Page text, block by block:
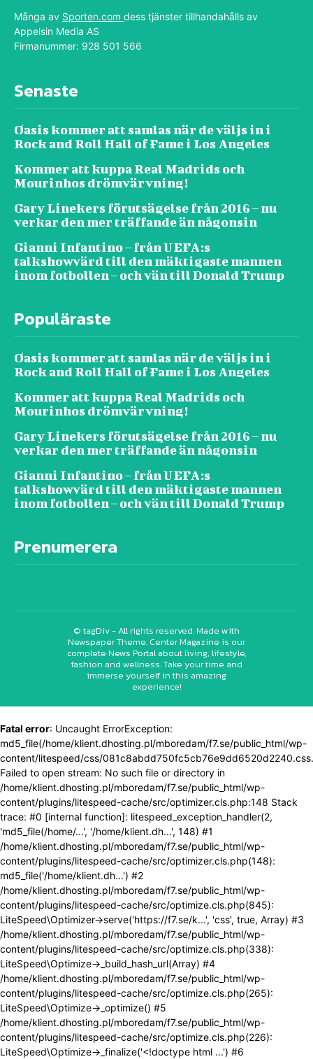
Många av Sporten.com dess tjänster tillhandahålls av
Appelsin Media AS
Firmanummer: 928 501 566
Senaste
Oasis kommer att samlas när de väljs in i
Rock and Roll Hall of Fame i Los Angeles
Kommer att kuppa Real Madrids och
Mourinhos drömvärvning!
Gary Linekers förutsägelse från 2016 – nu
verkar den mer träffande än någonsin
Gianni Infantino – från UEFA:s
talkshowvärd till den mäktigaste mannen
inom fotbollen – och vän till Donald Trump
Populäraste
Oasis kommer att samlas när de väljs in i
Rock and Roll Hall of Fame i Los Angeles
Kommer att kuppa Real Madrids och
Mourinhos drömvärvning!
Gary Linekers förutsägelse från 2016 – nu
verkar den mer träffande än någonsin
Gianni Infantino – från UEFA:s
talkshowvärd till den mäktigaste mannen
inom fotbollen – och vän till Donald Trump
Prenumerera
© tagDiv - All rights reserved. Made with
Newspaper Theme. Center Magazine is our
complete News Portal about living, lifestyle,
fashion and wellness. Take your time and
immerse yourself in this amazing
experience!
Fatal error: Uncaught ErrorException:
md5_file(/home/klient.dhosting.pl/mboredam/f7.se/public_html/wp-
content/litespeed/css/
Failed to open stream: No such file or directory in
/home/klient.dhosting.pl/mboredam/f7.se/public_html/wp-
content/plugins/litespeed-cache/src/optimizer.cls.php:148 Stack
trace: #0 [internal function]: litespeed_exception_handler(2,
'md5_file(/home/...', '/home/klient.dh...', 148) #1
/home/klient.dhosting.pl/mboredam/f7.se/public_html/wp-
content/plugins/litespeed-cache/src/optimizer.cls.php(148):
md5_file('/home/klient.dh...') #2
/home/klient.dhosting.pl/mboredam/f7.se/public_html/wp-
content/plugins/litespeed-cache/src/optimize.cls.php(845):
LiteSpeed\Optimizer->serve('https://f7.se/k...', 'css', true, Array) #3
/home/klient.dhosting.pl/mboredam/f7.se/public_html/wp-
content/plugins/litespeed-cache/src/optimize.cls.php(338):
LiteSpeed\Optimize->_build_hash_url(Array) #4
/home/klient.dhosting.pl/mboredam/f7.se/public_html/wp-
content/plugins/litespeed-cache/src/optimize.cls.php(265):
LiteSpeed\Optimize->_optimize() #5
/home/klient.dhosting.pl/mboredam/f7.se/public_html/wp-
content/plugins/litespeed-cache/src/optimize.cls.php(226):
LiteSpeed\Optimize->_finalize('<!doctype html ...') #6